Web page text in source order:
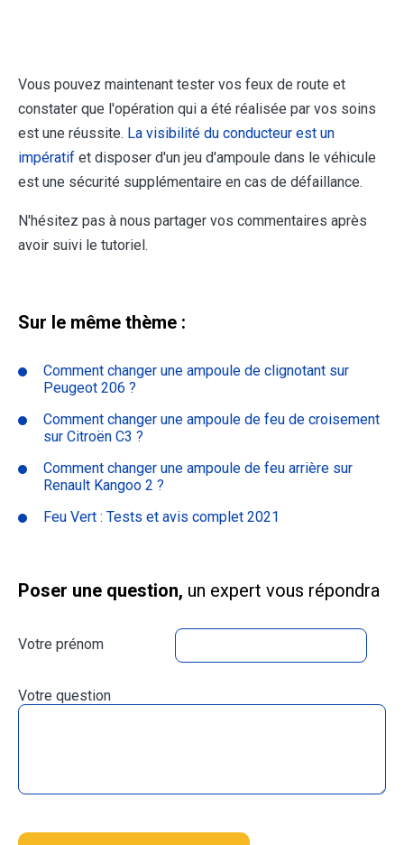
Vous pouvez maintenant tester vos feux de route et
constater que l'opération qui a été réalisée par vos soins
est une réussite. La visibilité du conducteur est un
impératif et disposer d'un jeu d'ampoule dans le véhicule
est une sécurité supplémentaire en cas de défaillance.
N'hésitez pas à nous partager vos commentaires après
avoir suivi le tutoriel.
Sur le même thème :
Comment changer une ampoule de clignotant sur
Peugeot 206 ?
Comment changer une ampoule de feu de croisement
sur Citroën C3 ?
Comment changer une ampoule de feu arrière sur
Renault Kangoo 2 ?
Feu Vert : Tests et avis complet 2021
Poser une question, un expert vous répondra
Votre prénom
Votre question